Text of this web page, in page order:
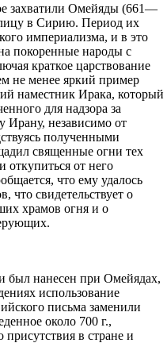
захватили Омейяды (661—
в Сирию. Период их
империализма, и в это
покоренные народы с
краткое царствование
не менее яркий пример
наместник Ирака, который
для надзора за
Ирану, независимо от
полученными
священные огни тех
откупиться от него
что ему удалось
что свидетельствует о
храмов огня и о
был нанесен при Омейядах,
использование
письма заменили
около 700 г.,
присутствия в стране и